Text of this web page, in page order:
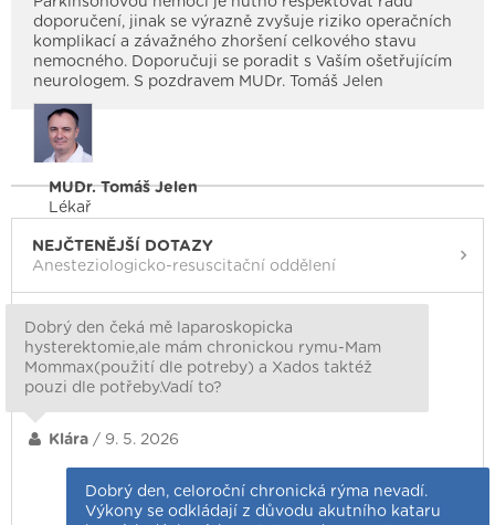
doporučení, jinak se výrazně zvyšuje riziko operačních
komplikací a závažného zhoršení celkového stavu
nemocného. Doporučuji se poradit s Vaším ošetřujícím
neurologem. S pozdravem MUDr. Tomáš Jelen
MUDr. Tomáš Jelen
Lékař
NEJČTENĚJŠÍ DOTAZY
Anesteziologicko-resuscitační oddělení
Dobrý den čeká mě laparoskopicka
hysterektomie,ale mám chronickou rymu-Mam
Mommax(použití dle potreby) a Xados taktéž
pouzi dle potřeby.Vadí to?
Klára / 9. 5. 2026
Dobrý den, celoroční chronická rýma nevadí.
Výkony se odkládají z důvodu akutního kataru